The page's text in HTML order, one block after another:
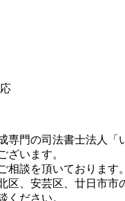
門の司法書士法人「
ざいます。
談を頂いております。
、安芸区、廿日市
ください。